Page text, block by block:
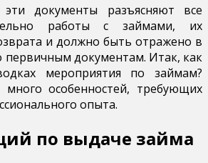
эти документы разъясняют все
работы с займами, их
и должно быть отражено в
первичным документам. Итак, как
мероприятия по займам?
много особенностей, требующих
опыта.
по выдаче займа